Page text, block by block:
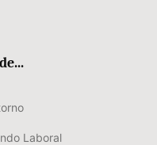
Laboral